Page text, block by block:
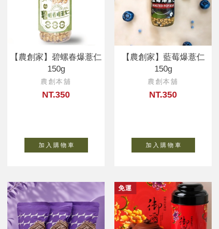
【農創家】碧螺春爆薏仁
150g
農創本舖
NT.350
加 入 購 物 車
【農創家】藍莓爆薏仁
150g
農創本舖
NT.350
加 入 購 物 車
免運